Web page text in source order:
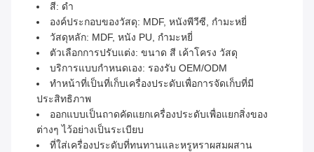
สี: ดำ
องค์ประกอบของวัสดุ: MDF, หนังพีวีซี, กำมะหยี่
วัสดุหลัก: MDF, หนัง PU, กำมะหยี่
ตัวเลือกการปรับแต่ง: ขนาด สี เค้าโครง วัสดุ
บริการแบบกำหนดเอง: รองรับ OEM/ODM
ทำหน้าที่เป็นที่เก็บเครื่องประดับเพื่อการจัดเก็บที่มี
ประสิทธิภาพ
ออกแบบเป็นถาดคัดแยกเครื่องประดับเพื่อแยกสิ่งของ
ต่างๆ ไว้อย่างเป็นระเบียบ
ที่ใส่เครื่องประดับที่ทนทานและหรูหราผสมผสาน